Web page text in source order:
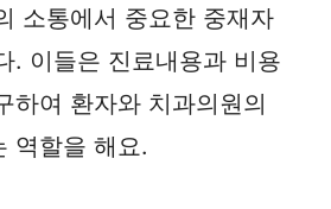
소통에서 중요한 중재자
. 이들은 진료내용과 비용
하여 환자와 치과의원의
역할을 해요.